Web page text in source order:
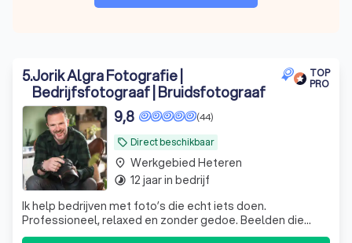
5.Jorik Algra Fotografie |
Bedrijfsfotograaf | Bruidsfotograaf
TOP
PRO
local_offer Direct beschikbaar
(44)
9,8
Ik help bedrijven met foto’s die echt iets doen.
Professioneel, relaxed en zonder gedoe. Beelden die
passen bij wie je bent en die klanten overtuigen
place Werkgebied Heteren
timelapse 12 jaar in bedrijf